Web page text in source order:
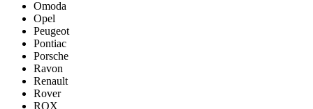
Omoda
Opel
Peugeot
Pontiac
Porsсhe
Ravon
Renault
Rover
ROX